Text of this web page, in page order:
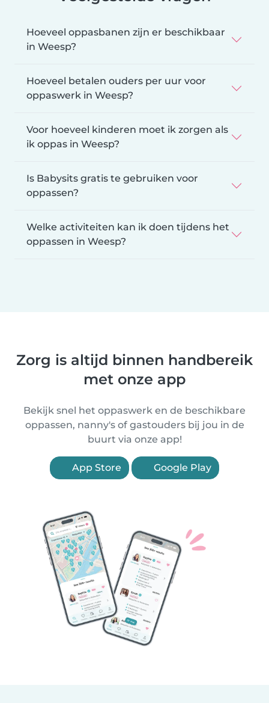
Hoeveel oppasbanen zijn er beschikbaar
in Weesp?
Hoeveel betalen ouders per uur voor
oppaswerk in Weesp?
Voor hoeveel kinderen moet ik zorgen als
ik oppas in Weesp?
Is Babysits gratis te gebruiken voor
oppassen?
Welke activiteiten kan ik doen tijdens het
oppassen in Weesp?
Zorg is altijd binnen handbereik
met onze app
Bekijk snel het oppaswerk en de beschikbare
oppassen, nanny's of gastouders bij jou in de
buurt via onze app!
App Store Google Play